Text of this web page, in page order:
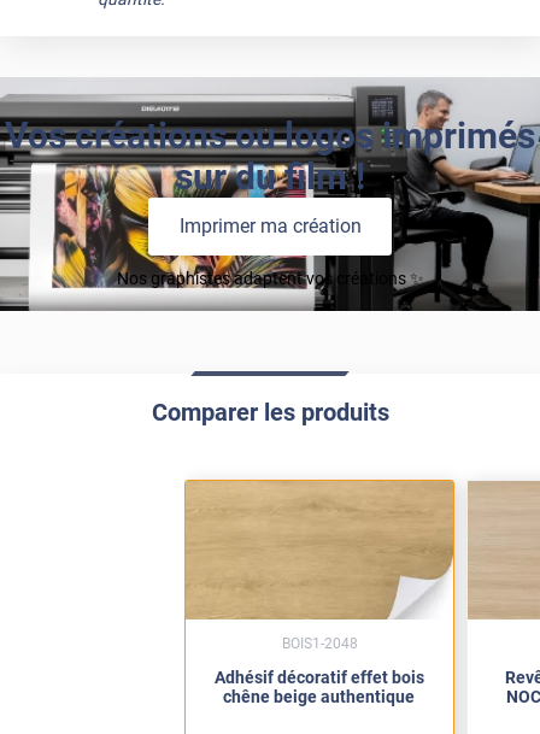
Vos créations ou logos imprimés
sur du film !
Imprimer ma création
Nos graphistes adaptent vos créations ✨
Comparer les produits
Adhésif décoratif effet bois
chêne beige authentique
BOIS1-2048